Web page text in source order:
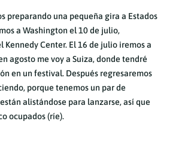
preparando una pequeña gira a Estados
a Washington el 10 de julio,
Kennedy Center. El 16 de julio iremos a
agosto me voy a Suiza, donde tendré
en un festival. Después regresaremos
porque tenemos un par de
alistándose para lanzarse, así que
ocupados (ríe).